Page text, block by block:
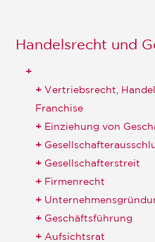
Handelsrecht und
Vertriebsrecht,
Franchise
Einziehung von
Gesellschafterstreit
Firmenrecht
Geschäftsführung
Aufsichtsrat